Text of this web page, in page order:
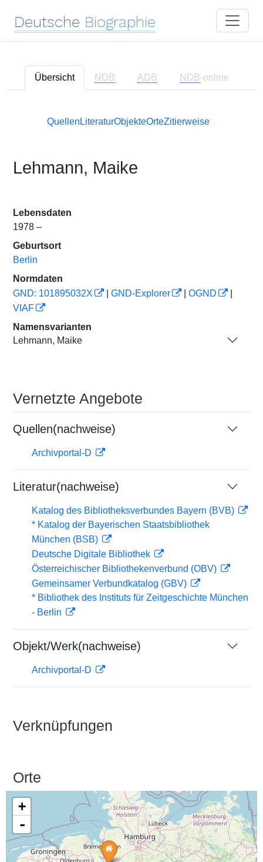
Deutsche Biographie
Übersicht NDB ADB NDB-online
Quellen LiteraturObjekteOrteZitierweise
Lehmann, Maike
Lebensdaten
1978 –
Geburtsort
Berlin
Normdaten
GND: 101895032X
GND-Explorer OGND
VIAF
Namensvarianten
Lehmann, Maike
Vernetzte Angebote
Quellen(nachweise)
Archivportal-D
Literatur(nachweise)
Katalog des Bibliotheksverbundes Bayern (BVB)
* Katalog der Bayerischen Staatsbibliothek
München (BSB)
Deutsche Digitale Bibliothek
Österreichischer Bibliothekenverbund (OBV)
Gemeinsamer Verbundkatalog (GBV)
* Bibliothek des Instituts für Zeitgeschichte München
- Berlin
Objekt/Werk(nachweise)
Archivportal-D
Verknüpfungen
Orte
+
-